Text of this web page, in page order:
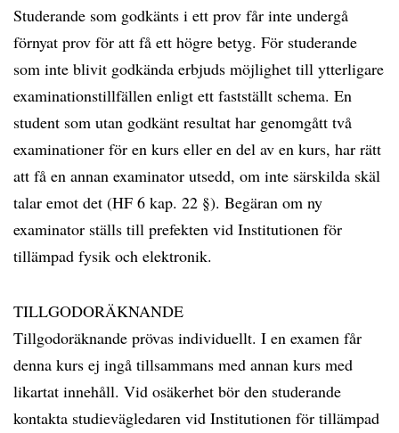
Studerande som godkänts i ett prov får inte undergå
förnyat prov för att få ett högre betyg. För studerande
som inte blivit godkända erbjuds möjlighet till ytterligare
examinationstillfällen enligt ett fastställt schema. En
student som utan godkänt resultat har genomgått två
examinationer för en kurs eller en del av en kurs, har rätt
att få en annan examinator utsedd, om inte särskilda skäl
talar emot det (HF 6 kap. 22 §). Begäran om ny
examinator ställs till prefekten vid Institutionen för
tillämpad fysik och elektronik.
TILLGODORÄKNANDE
Tillgodoräknande prövas individuellt. I en examen får
denna kurs ej ingå tillsammans med annan kurs med
likartat innehåll. Vid osäkerhet bör den studerande
kontakta studievägledaren vid Institutionen för tillämpad